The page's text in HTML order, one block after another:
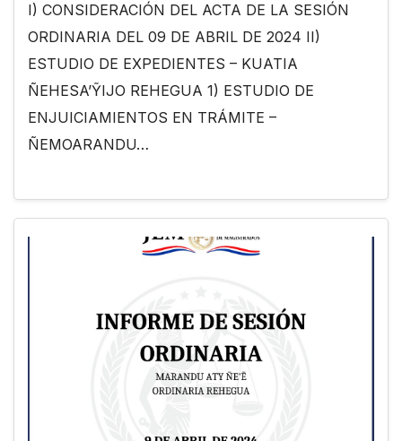
I) CONSIDERACIÓN DEL ACTA DE LA SESIÓN
ORDINARIA DEL 09 DE ABRIL DE 2024 II)
ESTUDIO DE EXPEDIENTES – KUATIA
ÑEHESA’ỸIJO REHEGUA 1) ESTUDIO DE
ENJUICIAMIENTOS EN TRÁMITE –
ÑEMOARANDU…